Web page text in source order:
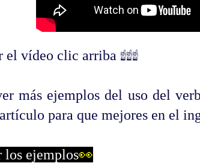
el vídeo clic arriba ☝☝☝
más ejemplos del uso del
para que mejores en el
los ejemplos👀